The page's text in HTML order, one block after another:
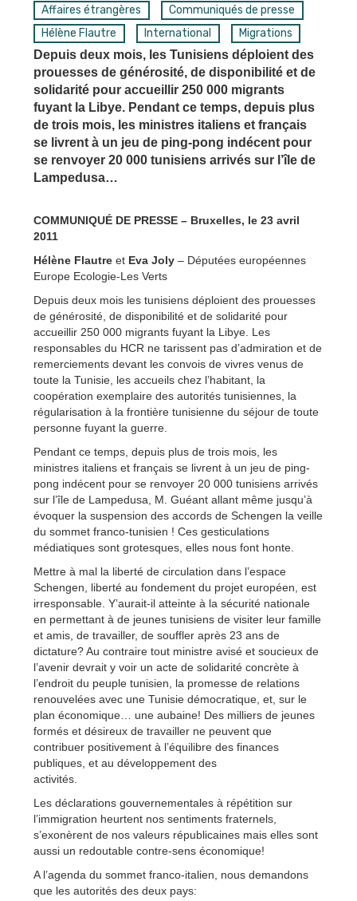
Affaires étrangères
Communiqués de presse
Hélène Flautre
International
Migrations
Depuis deux mois, les Tunisiens déploient des
prouesses de générosité, de disponibilité et de
solidarité pour accueillir 250 000 migrants
fuyant la Libye. Pendant ce temps, depuis plus
de trois mois, les ministres italiens et français
se livrent à un jeu de ping-pong indécent pour
se renvoyer 20 000 tunisiens arrivés sur l’île de
Lampedusa…
COMMUNIQUÉ DE PRESSE – Bruxelles, le 23 avril
2011
Hélène Flautre et Eva Joly – Députées européennes
Europe Ecologie-Les Verts
Depuis deux mois les tunisiens déploient des prouesses
de générosité, de disponibilité et de solidarité pour
accueillir 250 000 migrants fuyant la Libye. Les
responsables du HCR ne tarissent pas d’admiration et de
remerciements devant les convois de vivres venus de
toute la Tunisie, les accueils chez l’habitant, la
coopération exemplaire des autorités tunisiennes, la
régularisation à la frontière tunisienne du séjour de toute
personne fuyant la guerre.
Pendant ce temps, depuis plus de trois mois, les
ministres italiens et français se livrent à un jeu de ping-
pong indécent pour se renvoyer 20 000 tunisiens arrivés
sur l’île de Lampedusa, M. Guéant allant même jusqu’à
évoquer la suspension des accords de Schengen la veille
du sommet franco-tunisien ! Ces gesticulations
médiatiques sont grotesques, elles nous font honte.
Mettre à mal la liberté de circulation dans l’espace
Schengen, liberté au fondement du projet européen, est
irresponsable. Y’aurait-il atteinte à la sécurité nationale
en permettant à de jeunes tunisiens de visiter leur famille
et amis, de travailler, de souffler après 23 ans de
dictature? Au contraire tout ministre avisé et soucieux de
l’avenir devrait y voir un acte de solidarité concrète à
l’endroit du peuple tunisien, la promesse de relations
renouvelées avec une Tunisie démocratique, et, sur le
plan économique… une aubaine! Des milliers de jeunes
formés et désireux de travailler ne peuvent que
contribuer positivement à l’équilibre des finances
publiques, et au développement des
activités.
Les déclarations gouvernementales à répétition sur
l’immigration heurtent nos sentiments fraternels,
s’exonèrent de nos valeurs républicaines mais elles sont
aussi un redoutable contre-sens économique!
A l’agenda du sommet franco-italien, nous demandons
que les autorités des deux pays: